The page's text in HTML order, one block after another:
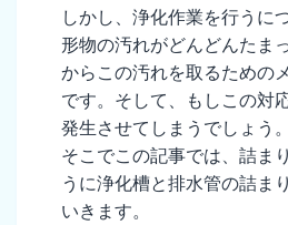
しかし、浄化作業を行うに
形物の汚れがどんどんたま
からこの汚れを取るための
です。そして、もしこの対
発生させてしまうでしょう。
そこでこの記事では、詰ま
うに浄化槽と排水管の詰ま
いきます。